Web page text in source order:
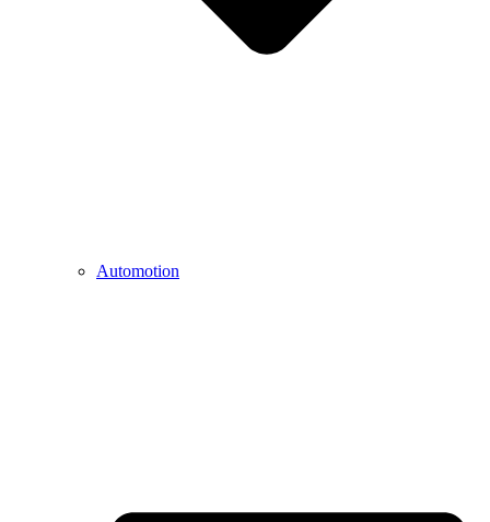
Automotion